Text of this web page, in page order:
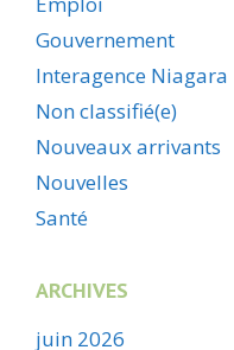
Gouvernement
Interagence Niagara
Non classifié(e)
Nouveaux arrivants
Nouvelles
Santé
ARCHIVES
juin 2026